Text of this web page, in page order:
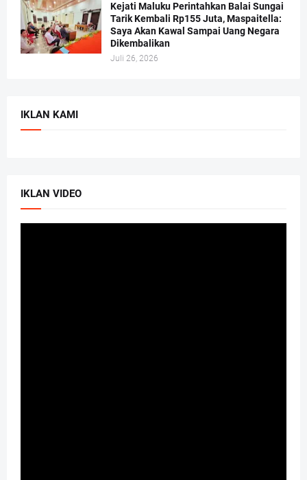
Kejati Maluku Perintahkan Balai Sungai
Tarik Kembali Rp155 Juta, Maspaitella:
Saya Akan Kawal Sampai Uang Negara
Dikembalikan
Juli 26, 2026
IKLAN KAMI
IKLAN VIDEO